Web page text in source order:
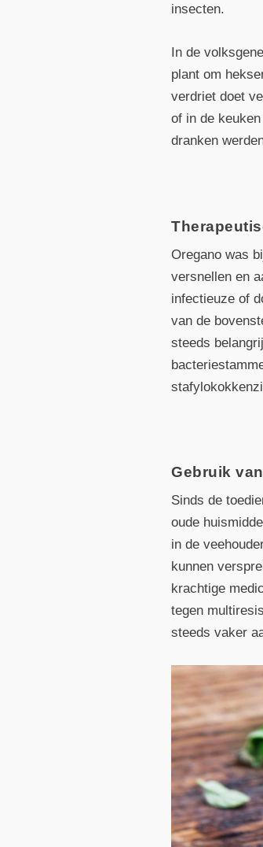
insecten.
In de
plant om
verdriet doet
of in de
dranken
Oregano was
versnellen en
infectieuze of
van de
steeds
Gebruik
Sinds de
oude
in de
kunnen
krachtige
tegen
steeds vaker